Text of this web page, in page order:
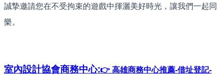
誠摯邀請您在不受拘束的遊戲中揮灑美好時光，讓我們一起同
樂。
室內設計協會商務中心:👉 高雄商務中心推薦-借址登記-